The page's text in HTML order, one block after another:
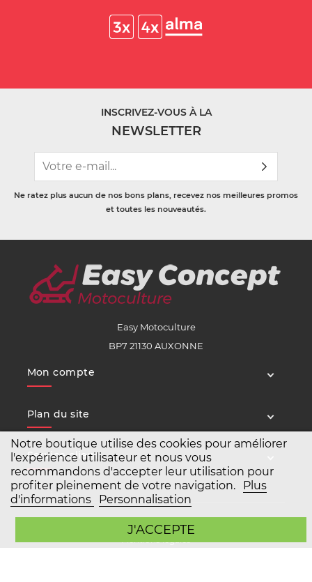
Notre boutique utilise des cookies pour améliorer
l'expérience utilisateur et nous vous
recommandons d'accepter leur utilisation pour
profiter pleinement de votre navigation.
Plus
d'informations
Personnalisation
J'ACCEPTE
INSCRIVEZ-VOUS À LA
NEWSLETTER
Ne ratez plus aucun de nos bons plans, recevez nos meilleures promos
et toutes les nouveautés.
Easy Motoculture
BP7 21130 AUXONNE
Mon compte
Plan du site
Service client
Mentions légales